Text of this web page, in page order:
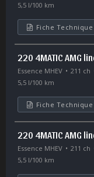
5,5 l/100 km
Fiche Technique
220 4MATIC AMG
Essence MHEV 211 ch
5,5 l/100 km
Fiche Technique
220 4MATIC AMG
Essence MHEV 211 ch
5,5 l/100 km